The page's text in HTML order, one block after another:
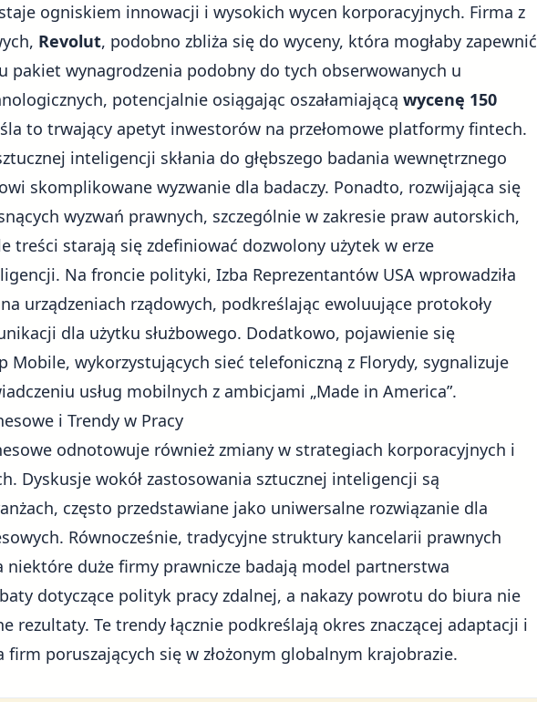
ogniskiem innowacji i wysokich wycen korporacyjnych. Firma z
Revolut, podobno zbliża się do wyceny, która mogłaby zapewnić
pakiet wynagrodzenia podobny do tych obserwowanych u
potencjalnie osiągając oszałamiającą wycenę 150
to trwający apetyt inwestorów na przełomowe platformy fintech.
inteligencji skłania do głębszego badania wewnętrznego
skomplikowane wyzwanie dla badaczy. Ponadto, rozwijająca się
wyzwań prawnych, szczególnie w zakresie praw autorskich,
treści starają się zdefiniować dozwolony użytek w erze
Na froncie polityki, Izba Reprezentantów USA wprowadziła
urządzeniach rządowych, podkreślając ewoluujące protokoły
dla użytku służbowego. Dodatkowo, pojawienie się
wykorzystujących sieć telefoniczną z Florydy, sygnalizuje
usług mobilnych z ambicjami „Made in America”.
i Trendy w Pracy
odnotowuje również zmiany w strategiach korporacyjnych i
Dyskusje wokół zastosowania sztucznej inteligencji są
często przedstawiane jako uniwersalne rozwiązanie dla
Równocześnie, tradycyjne struktury kancelarii prawnych
niektóre duże firmy prawnicze badają model partnerstwa
dotyczące polityk pracy zdalnej, a nakazy powrotu do biura nie
rezultaty. Te trendy łącznie podkreślają okres znaczącej adaptacji i
poruszających się w złożonym globalnym krajobrazie.